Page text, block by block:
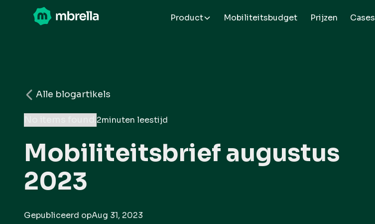
Product Mobiliteitsbudget Prijzen Cases
Alle blogartikels
2minuten leestijd
Mobiliteitsbrief augustus
2023
Gepubliceerd opAug 31, 2023